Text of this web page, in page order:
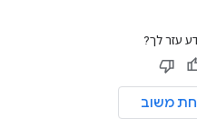
עזר לך?
משוב